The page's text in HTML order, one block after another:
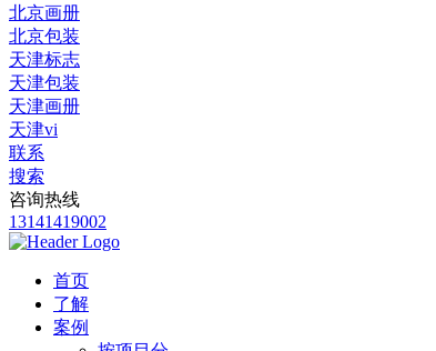
北京画册
北京包装
天津标志
天津包装
天津画册
天津vi
联系
搜索
咨询热线
13141419002
首页
了解
案例